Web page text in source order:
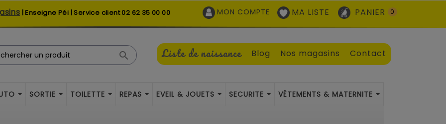
| Enseigne Péi | Service client02 62 35 00 00 MON COMPTE MA LISTE PANIER 0
Liste de naissance Blog Nos magasins Contact

SORTIE TOILETTE REPAS EVEIL & JOUETS SECURITE VÊTEMENTS & MATERNITE